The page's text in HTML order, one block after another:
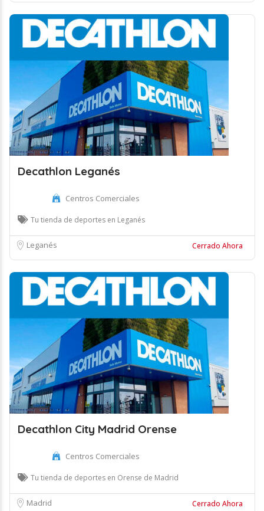
Decathlon Leganés
Centros Comerciales
Tu tienda de deportes en Leganés
Leganés Cerrado Ahora
Decathlon City Madrid Orense
Centros Comerciales
Tu tienda de deportes en Orense de Madrid
Madrid Cerrado Ahora